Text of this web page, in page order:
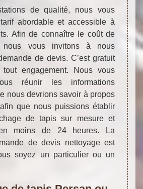
de qualité, nous vous
abordable et accessible à
Afin de connaître le coût de
nous vous invitons à nous
de devis. C’est gratuit
engagement. Nous vous
réunir les informations
nous devrions savoir à propos
que nous puissions établir
de tapis sur mesure et
moins de 24 heures. La
de devis nettoyage est
soyez un particulier ou un